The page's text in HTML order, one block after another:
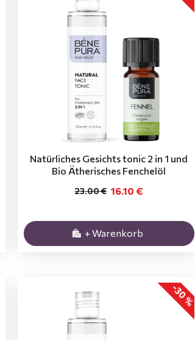
Natürliches Gesichts tonic 2 in 1 und
Bio Ätherisches Fenchelöl
16.10 €
23.00 €
+ Warenkorb
-30 %